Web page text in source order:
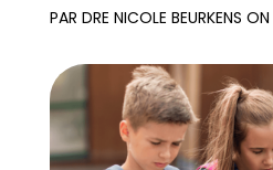
PAR DRE NICOLE BEURKENS ON